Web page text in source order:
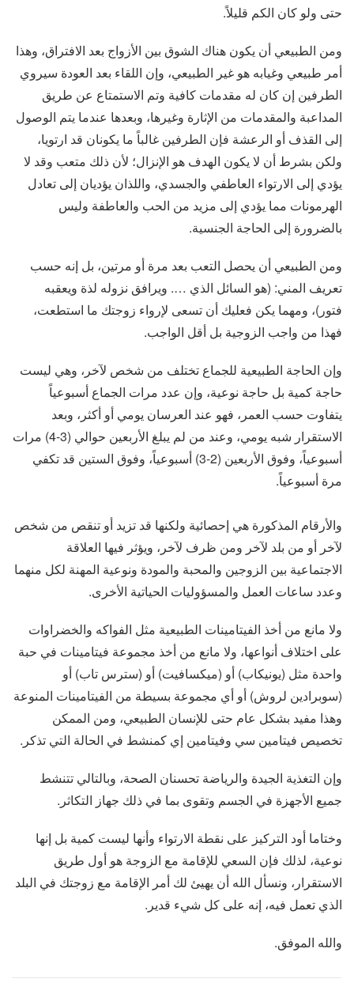
حتى ولو كان الكم قليلاً.
ومن الطبيعي أن يكون هناك الشوق بين الأزواج بعد الافتراق، وهذا
أمر طبيعي وغيابه هو غير الطبيعي، وإن اللقاء بعد العودة سيروي
الطرفين إن كان له مقدمات كافية وتم الاستمتاع عن طريق
المداعبة والمقدمات من الإثارة وغيرها، وبعدها عندما يتم الوصول
إلى القذف أو الرعشة فإن الطرفين غالباً ما يكونان قد ارتويا،
ولكن بشرط أن لا يكون الهدف هو الإنزال؛ لأن ذلك متعب وقد لا
يؤدي إلى الارتواء العاطفي والجسدي، واللذان يؤديان إلى تعادل
الهرمونات مما يؤدي إلى مزيد من الحب والعاطفة وليس
بالضرورة إلى الحاجة الجنسية.
ومن الطبيعي أن يحصل التعب بعد مرة أو مرتين، بل إنه حسب
تعريف المني: (هو السائل الذي …. ويرافق نزوله لذة ويعقبه
فتور)، ومهما يكن فعليك أن تسعى لإرواء زوجتك ما استطعت،
فهذا من واجب الزوجية بل أقل الواجب.
وإن الحاجة الطبيعية للجماع تختلف من شخص لآخر، وهي ليست
حاجة كمية بل حاجة نوعية، وإن عدد مرات الجماع أسبوعياً
يتفاوت حسب العمر، فهو عند العرسان يومي أو أكثر، وبعد
الاستقرار شبه يومي، وعند من لم يبلغ الأربعين حوالي (3-4) مرات
أسبوعياً، وفوق الأربعين (2-3) أسبوعياً، وفوق الستين قد تكفي
مرة أسبوعياً.
والأرقام المذكورة هي إحصائية ولكنها قد تزيد أو تنقص من شخص
لآخر أو من بلد لآخر ومن ظرف لآخر، ويؤثر فيها العلاقة
الاجتماعية بين الزوجين والمحبة والمودة ونوعية المهنة لكل منهما
وعدد ساعات العمل والمسؤوليات الحياتية الأخرى.
ولا مانع من أخذ الفيتامينات الطبيعية مثل الفواكه والخضراوات
على اختلاف أنواعها، ولا مانع من أخذ مجموعة فيتامينات في حبة
واحدة مثل (يونيكاب) أو (ميكسافيت) أو (سترس تاب) أو
(سوبرادين لروش) أو أي مجموعة بسيطة من الفيتامينات المنوعة
وهذا مفيد بشكل عام حتى للإنسان الطبيعي، ومن الممكن
تخصيص فيتامين سي وفيتامين إي كمنشط في الحالة التي تذكر.
وإن التغذية الجيدة والرياضة تحسنان الصحة، وبالتالي تتنشط
جميع الأجهزة في الجسم وتقوى بما في ذلك جهاز التكاثر.
وختاما أود التركيز على نقطة الارتواء وأنها ليست كمية بل إنها
نوعية، لذلك فإن السعي للإقامة مع الزوجة هو أول طريق
الاستقرار، ونسأل الله أن يهيئ لك أمر الإقامة مع زوجتك في البلد
الذي تعمل فيه، إنه على كل شيء قدير.
والله الموفق.